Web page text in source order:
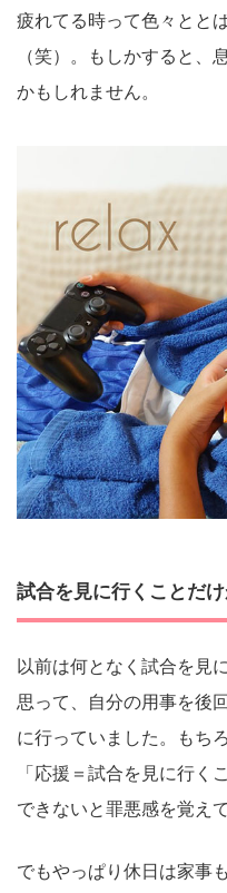
疲れてる時って色々とと
（笑）。もしかすると、
かもしれません。
試合を見に行くことだ
以前は何となく試合を見
思って、自分の用事を後
に行っていました。もち
「応援＝試合を見に行く
できないと罪悪感を覚え
でもやっぱり休日は家事